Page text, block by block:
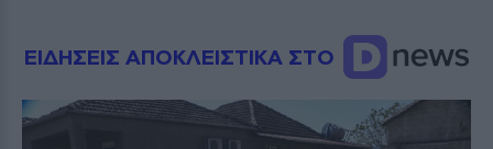
ΕΙΔΗΣΕΙΣ ΑΠΟΚΛΕΙΣΤΙΚΑ ΣΤΟ